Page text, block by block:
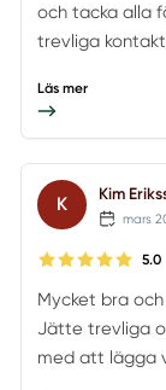
och tacka alla
trevliga
Läs mer
K Kim
mars
5.0
Mycket bra
Jätte trevliga
med att lägga